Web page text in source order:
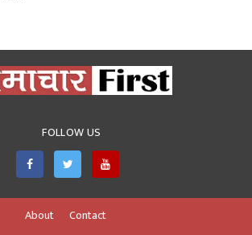
FOLLOW US
About
Contact